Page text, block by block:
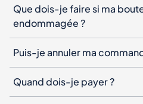
Que dois-je faire si ma
endommagée ?
Puis-je annuler ma
Quand dois-je payer ?